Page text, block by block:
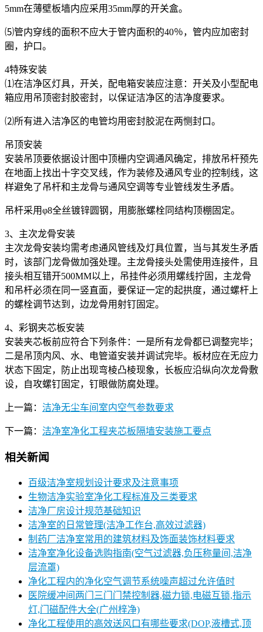
5mm在薄壁板墙内应采用35mm厚的开关盒。
⑸管内穿线的面积不应大于管内面积的40％，管内应加密封
圈，护口。
4特殊安装
⑴在洁净区灯具，开关，配电箱安装应注意：开关及小型配电
箱应用吊顶密封胶密封，以保证洁净区的洁净度要求。
⑵所有进入洁净区的电管均用密封胶泥在两恻封口。
吊顶安装
安装吊顶要依据设计图中顶栅内空调通风确定，排放吊杆预先
在地面上找出十字交叉线，作为装修及通风专业的控制线，这
样避免了吊杆和主龙骨与通风空调等专业管线发生矛盾。
吊杆采用φ8全丝镀锌圆钢，用膨胀螺栓同结构顶棚固定。
3、主次龙骨安装
主次龙骨安装均需考虑通风管线及灯具位置，当与其发生矛盾
时，该部门龙骨做加强处理。主龙骨接头处需使用连接件，且
接头相互错开500MM以上，吊挂件必须用螺线拧固，主龙骨
和吊杆必须在同一竖直面，要保证一定的起拱度，通过螺杆上
的螺栓调节达到，边龙骨用射钉固定。
4、彩钢夹芯板安装
安装夹芯板前应符合下列条件：一是所有龙骨都已调整完毕；
二是吊顶内风、水、电管道安装并调试完毕。板材应在无应力
状态下固定，防止出现弯棱凸棱现象，长板应沿纵向次龙骨敷
设，自攻螺钉固定，钉眼做防腐处理。
上一篇： 洁净无尘车间室内空气参数要求
下一篇： 洁净室净化工程夹芯板隔墙安装施工要点
相关新闻
百级洁净室规划设计要求及注意事项
生物洁净实验室净化工程标准及三类要求
洁净厂房设计规范基础知识
洁净室的日常管理(洁净工作台,高效过滤器)
制药厂洁净室常用的建筑材料及饰面装饰材料要求
洁净室净化设备选购指南(空气过滤器,负压称量间,洁净
层流罩)
净化工程内的净化空气调节系统噪声超过允许值时
医院缓冲间两门三门门禁控制器,磁力锁,电磁互锁,指示
灯,门磁配件大全(广州梓净)
净化工程使用的高效送风口有哪些要求(DOP,液槽式,顶